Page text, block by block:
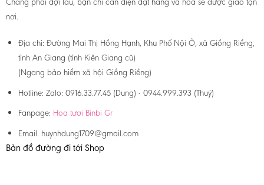
nơi.
Địa chỉ: Đường Mai Thị Hồng Hạnh, Khu Phố Nội Ô, xã Giồng Riềng,
tỉnh An Giang (tỉnh Kiên Giang cũ)
(Ngang bảo hiểm xã hội Giồng Riềng)
Hotline: Zalo: 0916.33.77.45 (Dung) - 0944.999.393 (Thuý)
Fanpage: Hoa tươi Binbi Gr
Email: huynhdung1709@gmail.com
Bản đồ đường đi tới Shop